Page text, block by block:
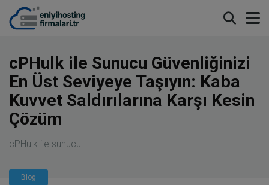
cPHulk ile Sunucu Güvenliğinizi
En Üst Seviyeye Taşıyın: Kaba
Kuvvet Saldırılarına Karşı Kesin
Çözüm
cPHulk ile sunucu
Blog